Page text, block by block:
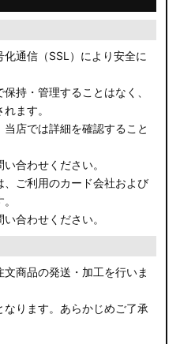
通信（SSL）により安全に
持・管理することはなく、
ます。
店では詳細を確認すること
合わせください。
ご利用のカード会社および
合わせください。
商品の発送・加工を行いま
ります。あらかじめご了承